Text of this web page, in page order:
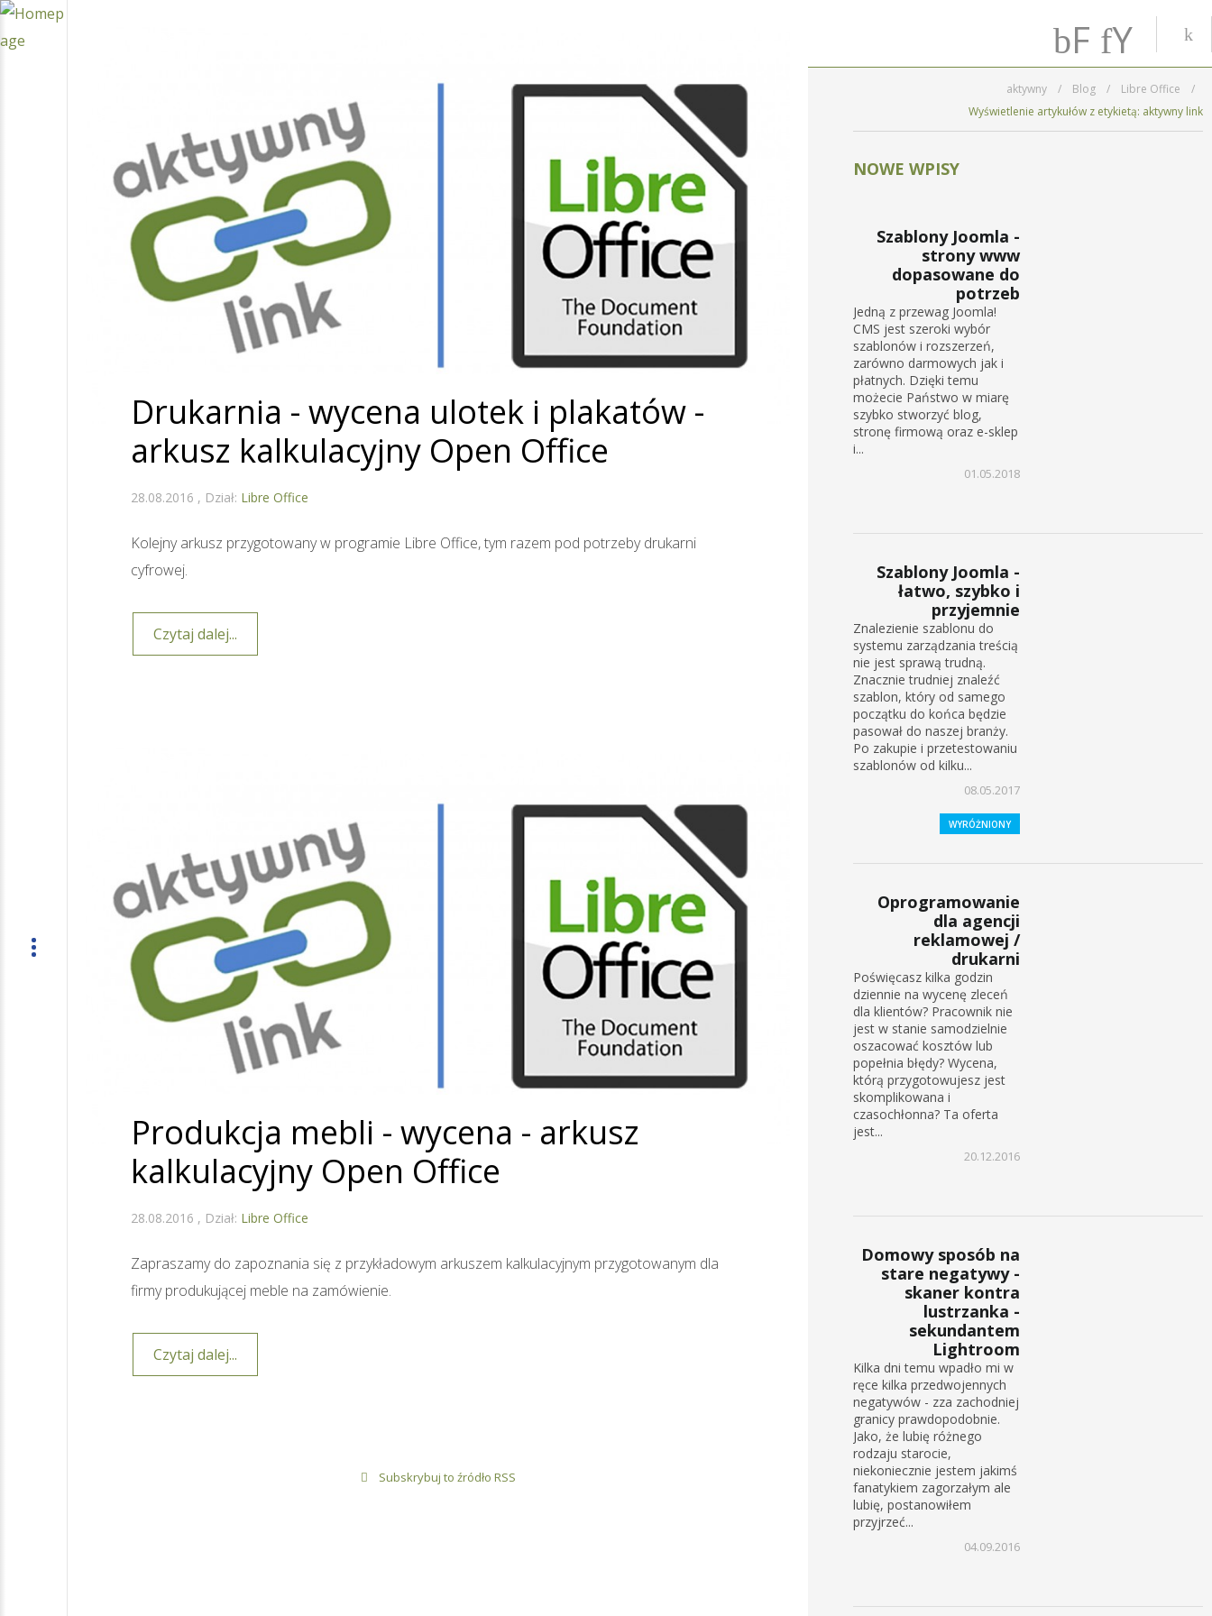
Drukarnia - wycena ulotek i plakatów -
arkusz kalkulacyjny Open Office
28.08.2016 Dział: Libre Office
Kolejny arkusz przygotowany w programie Libre Office, tym razem pod potrzeby drukarni
cyfrowej.
Czytaj dalej...
Produkcja mebli - wycena - arkusz
kalkulacyjny Open Office
28.08.2016 Dział: Libre Office
Zapraszamy do zapoznania się z przykładowym arkuszem kalkulacyjnym przygotowanym dla
firmy produkującej meble na zamówienie.
Czytaj dalej...
Subskrybuj to źródło RSS
F
ac
e
Y
o
u
aktywny / Blog / Libre Office
/
Wyświetlenie artykułów z etykietą: aktywny link
NOWE WPISY
Szablony Joomla -
strony www
dopasowane do
potrzeb
Jedną z przewag Joomla!
CMS jest szeroki wybór
szablonów i rozszerzeń,
zarówno darmowych jak i
płatnych. Dzięki temu
możecie Państwo w miarę
szybko stworzyć blog,
stronę firmową oraz e-sklep
i...
01.05.2018
Szablony Joomla -
łatwo, szybko i
przyjemnie
Znalezienie szablonu do
systemu zarządzania treścią
nie jest sprawą trudną.
Znacznie trudniej znaleźć
szablon, który od samego
początku do końca będzie
pasował do naszej branży.
Po zakupie i przetestowaniu
szablonów od kilku...
08.05.2017
WYRÓŻNIONY
Oprogramowanie
dla agencji
reklamowej /
drukarni
Poświęcasz kilka godzin
dziennie na wycenę zleceń
dla klientów? Pracownik nie
jest w stanie samodzielnie
oszacować kosztów lub
popełnia błędy? Wycena,
którą przygotowujesz jest
skomplikowana i
czasochłonna? Ta oferta
jest...
20.12.2016
Domowy sposób na
stare negatywy -
skaner kontra
lustrzanka -
sekundantem
Lightroom
Kilka dni temu wpadło mi w
ręce kilka przedwojennych
negatywów - zza zachodniej
granicy prawdopodobnie.
Jako, że lubię różnego
rodzaju starocie,
niekoniecznie jestem jakimś
fanatykiem zagorzałym ale
lubię, postanowiłem
przyjrzeć...
04.09.2016